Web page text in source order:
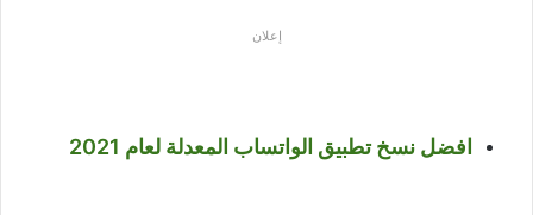
إعلان
افضل نسخ تطبيق الواتساب المعدلة لعام 2021